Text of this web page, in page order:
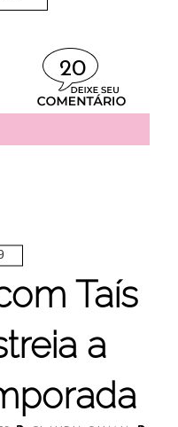
20
Taís
a